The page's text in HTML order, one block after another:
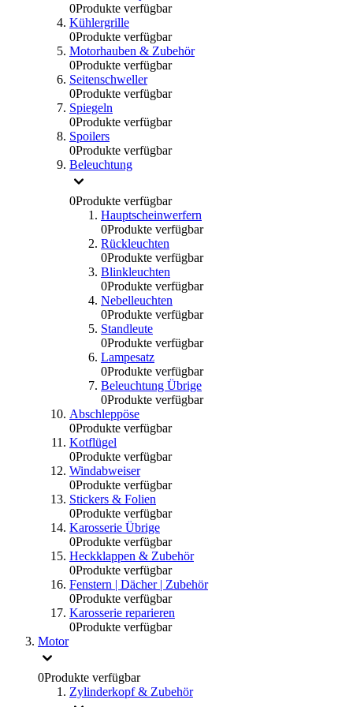
0Produkte verfügbar
Kühlergrille
0Produkte verfügbar
Motorhauben & Zubehör
0Produkte verfügbar
Seitenschweller
0Produkte verfügbar
Spiegeln
0Produkte verfügbar
Spoilers
0Produkte verfügbar
Beleuchtung
0Produkte verfügbar
Hauptscheinwerfern
0Produkte verfügbar
Rückleuchten
0Produkte verfügbar
Blinkleuchten
0Produkte verfügbar
Nebelleuchten
0Produkte verfügbar
Standleute
0Produkte verfügbar
Lampesatz
0Produkte verfügbar
Beleuchtung Übrige
0Produkte verfügbar
Abschleppöse
0Produkte verfügbar
Kotflügel
0Produkte verfügbar
Windabweiser
0Produkte verfügbar
Stickers & Folien
0Produkte verfügbar
Karosserie Übrige
0Produkte verfügbar
Heckklappen & Zubehör
0Produkte verfügbar
Fenstern | Dächer | Zubehör
0Produkte verfügbar
Karosserie reparieren
0Produkte verfügbar
Motor
0Produkte verfügbar
Zylinderkopf & Zubehör